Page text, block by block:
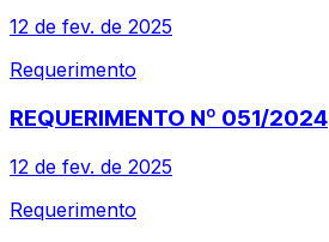
12 de fev. de 2025
Requerimento
REQUERIMENTO Nº 051/2024
12 de fev. de 2025
Requerimento